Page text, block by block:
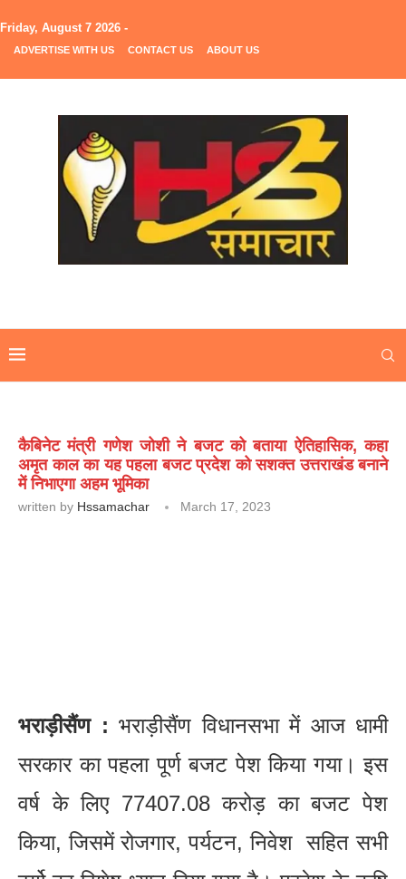
Friday, August 7 2026 -
ADVERTISE WITH US CONTACT US ABOUT US
कैबिनेट मंत्री गणेश जोशी ने बजट को बताया ऐतिहासिक, कहा
अमृत काल का यह पहला बजट प्रदेश को सशक्त उत्तराखंड बनाने
में निभाएगा अहम भूमिका
written by Hssamachar March 17, 2023
भराड़ीसैंण : भराड़ीसैंण विधानसभा में आज धामी
सरकार का पहला पूर्ण बजट पेश किया गया। इस
वर्ष के लिए 77407.08 करोड़ का बजट पेश
किया, जिसमें रोजगार, पर्यटन, निवेश सहित सभी